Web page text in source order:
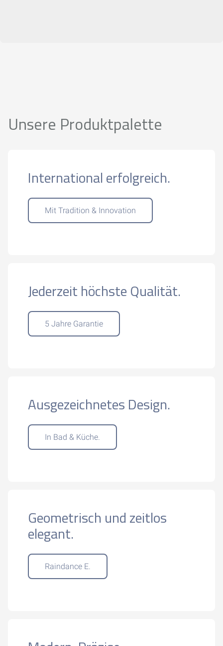
Unsere Produktpalette
International erfolgreich.
Mit Tradition & Innovation
Jederzeit höchste Qualität.
5 Jahre Garantie
Ausgezeichnetes Design.
In Bad & Küche.
Geometrisch und zeitlos
elegant.
Raindance E.